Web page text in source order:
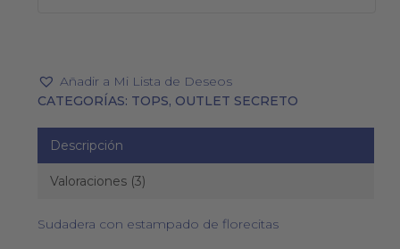
Añadir a Mi Lista de Deseos
CATEGORÍAS: TOPS, OUTLET SECRETO
Descripción
Valoraciones (3)
Sudadera con estampado de florecitas